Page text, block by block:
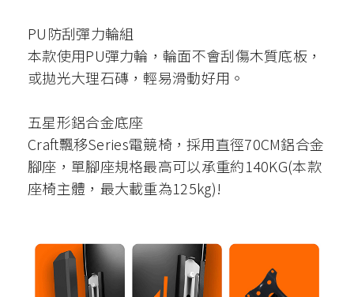
PU防刮彈力輪組
本款使用PU彈力輪，輪面不會刮傷木質底板，
或拋光大理石磚，輕易滑動好用。
五星形鋁合金底座
Craft飄移Series電競椅，採用直徑70CM鋁合金
腳座，單腳座規格最高可以承重約140KG(本款
座椅主體，最大載重為125kg)!